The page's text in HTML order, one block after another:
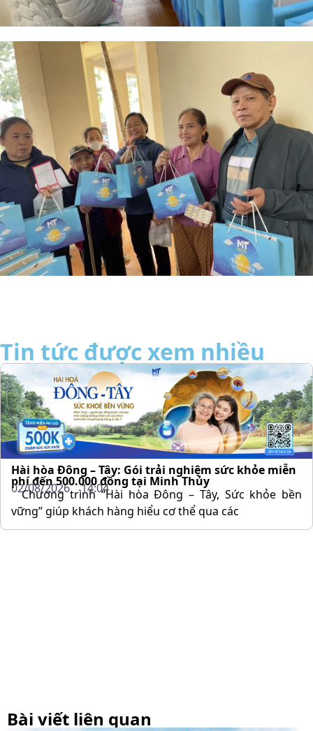
Tin tức được xem nhiều
Hài hòa Đông – Tây: Gói trải nghiệm sức khỏe miễn
phí đến 500.000 đồng tại Minh Thủy
02/08/2026 14:04
Chương trình “Hài hòa Đông – Tây, Sức khỏe bền
vững” giúp khách hàng hiểu cơ thể qua các
Bài viết liên quan